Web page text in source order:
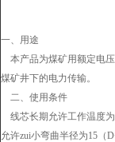
一、用途
本产品为煤矿用额定电压
煤矿井下的电力传输。
二、使用条件
线芯长期允许工作温度为
允许zui小弯曲半径为15 （